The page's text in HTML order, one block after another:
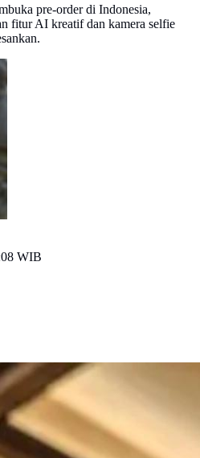
pre-order di Indonesia,
fitur AI kreatif dan kamera selfie
WIB